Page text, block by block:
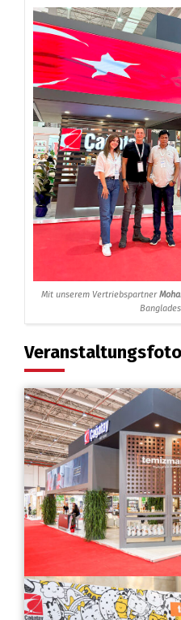
Mit unserem Vertriebspartner